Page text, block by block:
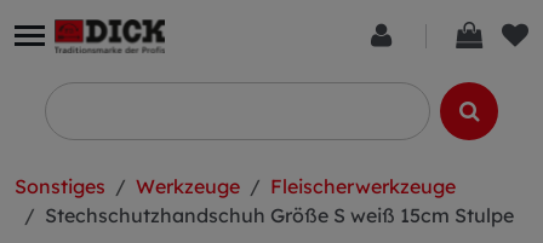
Sonstiges Werkzeuge
Fleischerwerkzeuge
Stechschutzhandschuh Größe S weiß 15cm Stulpe